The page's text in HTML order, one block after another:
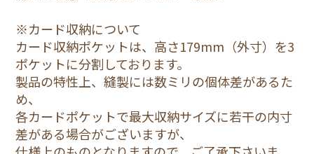
※カード収納について
カード収納ポケットは、高さ179mm（外寸）を3
ポケットに分割しております。
製品の特性上、縫製には数ミリの個体差があるた
め、
各カードポケットで最大収納サイズに若干の内寸
差がある場合がございますが、